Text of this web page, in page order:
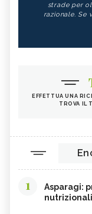
strade per
razionale. Se
EFFETTUA UNA
TROVA IL
1
Asparagi: